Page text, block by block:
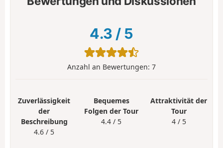
4.3 / 5
Anzahl an Bewertungen: 7
Zuverlässigkeit
der
Beschreibung
4.6 / 5
Bequemes
Folgen der Tour
4.4 / 5
Attraktivität der
Tour
4 / 5